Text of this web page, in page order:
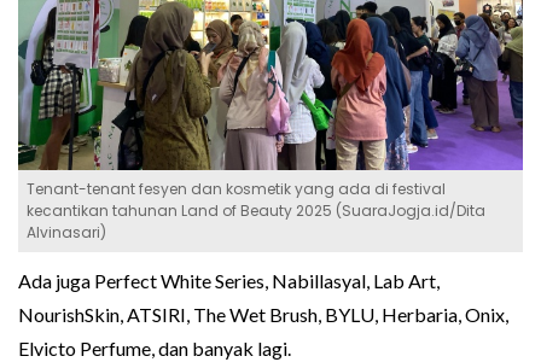
Tenant-tenant fesyen dan kosmetik yang ada di festival
kecantikan tahunan Land of Beauty 2025 (SuaraJogja.id/Dita
Alvinasari)
Ada juga Perfect White Series, Nabillasyal, Lab Art,
NourishSkin, ATSIRI, The Wet Brush, BYLU, Herbaria, Onix,
Elvicto Perfume, dan banyak lagi.